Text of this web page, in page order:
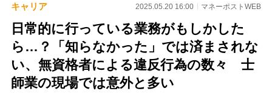
キャリア 2025.05.20 16:00 マネーポストWEB
日常的に行っている業務がもしかした
ら…？「知らなかった」では済まされな
い、無資格者による違反行為の数々 士
師業の現場では意外と多い